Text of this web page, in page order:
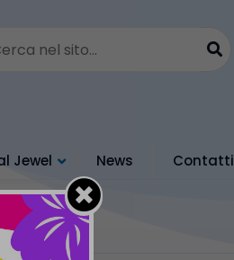
Jewel News Contatti